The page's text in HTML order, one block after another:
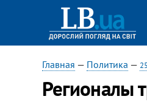
Главная — Политика —
Регионалы